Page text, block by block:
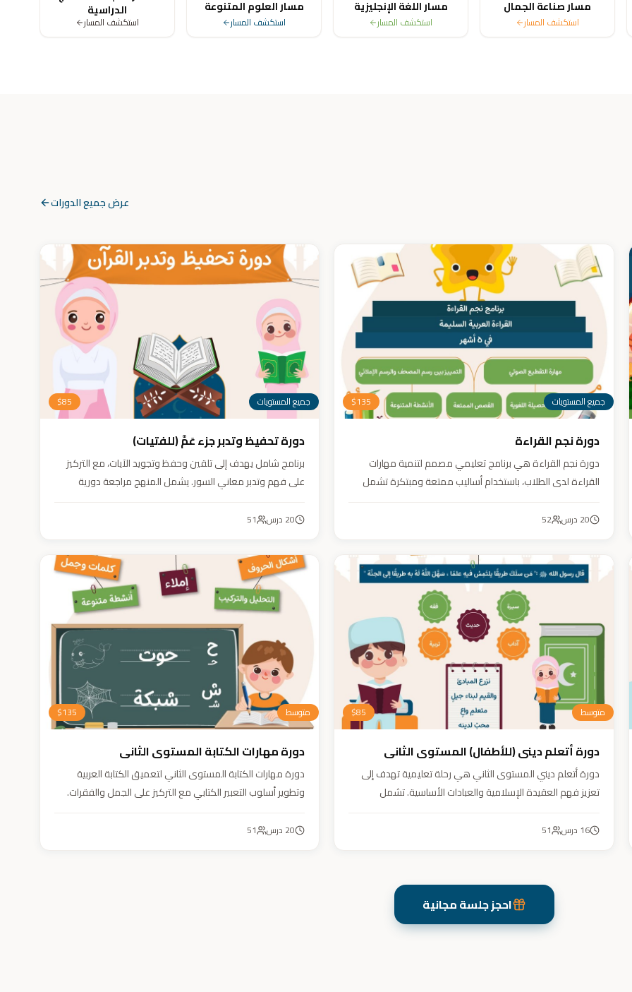
مسار صناعة الجمال
استكشف المسار
مسار اللغة الإنجليزية
استكشف المسار
مسار العلوم المتنوعة
استكشف المسار
الدراسية
استكشف المسار
عرض جميع الدورات
جميع المستويات $135
دورة نجم القراءة
دورة نجم القراءة هي برنامج تعليمي مصمم لتنمية مهارات
القراءة لدى الطلاب، باستخدام أساليب ممتعة ومبتكرة تشمل
والمسابقات والمحادثات. يهدف البرنامج إلى تعزيز قدرات الطلاب
20 درس 52
جميع المستويات $85
دورة تحفيظ وتدبر جزء عَمَّ (للفتيات)
برنامج شامل يهدف إلى تلقين وحفظ وتجويد الآيات، مع التركيز
على فهم وتدبر معاني السور. يشمل المنهج مراجعة دورية
أنشطة تفاعلية تدعم مهارات القراءة والفهم.
20 درس 51
متوسط $85
دورة أتعلم ديني (للأطفال) المستوى الثاني
دورة أتعلم ديني المستوى الثاني هي رحلة تعليمية تهدف إلى
تعزيز فهم العقيدة الإسلامية والعبادات الأساسية. تشمل
زرع القيم والمبادئ وتربية أبنائنا تربية إيمانية وأخلاقية وعلمية
16 درس 51
متوسط $135
دورة مهارات الكتابة المستوى الثاني
دورة مهارات الكتابة المستوى الثاني لتعميق الكتابة العربية
وتطوير أسلوب التعبير الكتابي مع التركيز على الجمل والفقرات.
20 درس 51
احجز جلسة مجانية